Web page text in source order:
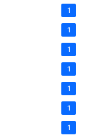
1
1
1
1
1
1
1